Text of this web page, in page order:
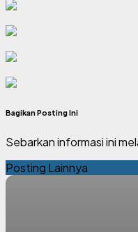
Bagikan Posting Ini
Sebarkan informasi ini
Posting Lainnya